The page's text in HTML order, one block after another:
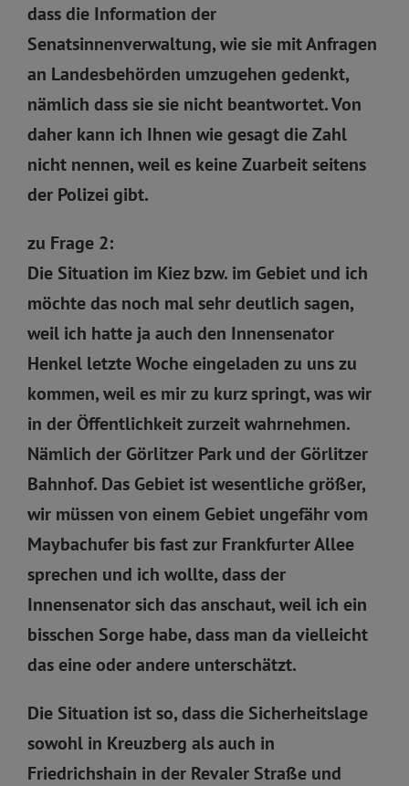
dass die Information der
Senatsinnenverwaltung, wie sie mit Anfragen
an Landesbehörden umzugehen gedenkt,
nämlich dass sie sie nicht beantwortet. Von
daher kann ich Ihnen wie gesagt die Zahl
nicht nennen, weil es keine Zuarbeit seitens
der Polizei gibt.
zu Frage 2:
Die Situation im Kiez bzw. im Gebiet und ich
möchte das noch mal sehr deutlich sagen,
weil ich hatte ja auch den Innensenator
Henkel letzte Woche eingeladen zu uns zu
kommen, weil es mir zu kurz springt, was wir
in der Öffentlichkeit zurzeit wahrnehmen.
Nämlich der Görlitzer Park und der Görlitzer
Bahnhof. Das Gebiet ist wesentliche größer,
wir müssen von einem Gebiet ungefähr vom
Maybachufer bis fast zur Frankfurter Allee
sprechen und ich wollte, dass der
Innensenator sich das anschaut, weil ich ein
bisschen Sorge habe, dass man da vielleicht
das eine oder andere unterschätzt.
Die Situation ist so, dass die Sicherheitslage
sowohl in Kreuzberg als auch in
Friedrichshain in der Revaler Straße und